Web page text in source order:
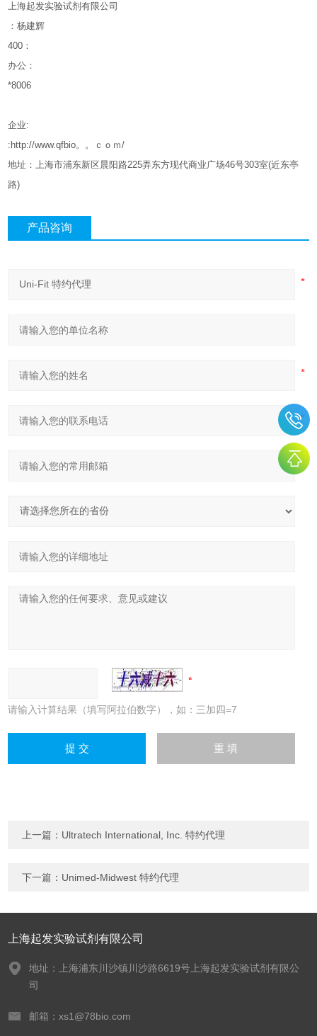
上海起发实验试剂有限公司
：杨建辉
400 ：
办公：
*8006
企业:
:http://www.qfbio。。ｃｏｍ/
地址：上海市浦东新区晨阳路225弄东方现代商业广场46号303室(近东亭
路)
产品咨询
请输入计算结果（填写阿拉伯数字），如：三加四=7
上一篇： Ultratech International, Inc. 特约代理
下一篇： Unimed-Midwest 特约代理
上海起发实验试剂有限公司
地址：上海浦东川沙镇川沙路6619号上海起发实验试剂有限公
司
邮箱：xs1@78bio.com